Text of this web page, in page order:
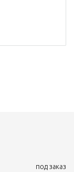
под заказ